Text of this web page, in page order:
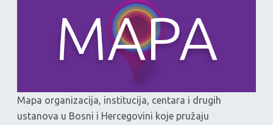
Mapa organizacija, institucija, centara i drugih
ustanova u Bosni i Hercegovini koje pružaju